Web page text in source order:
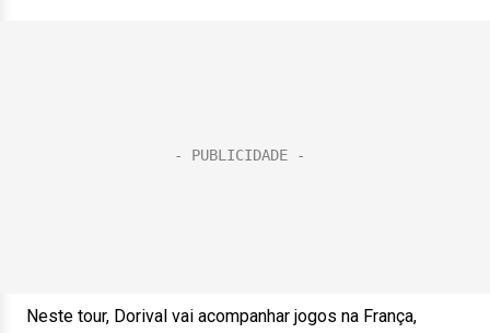
Neste tour, Dorival vai acompanhar jogos na França,